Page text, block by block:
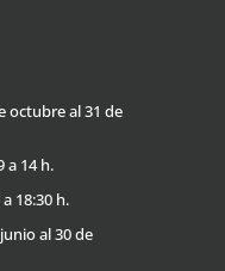
octubre al 31 de
a 14 h.
18:30 h.
al 30 de